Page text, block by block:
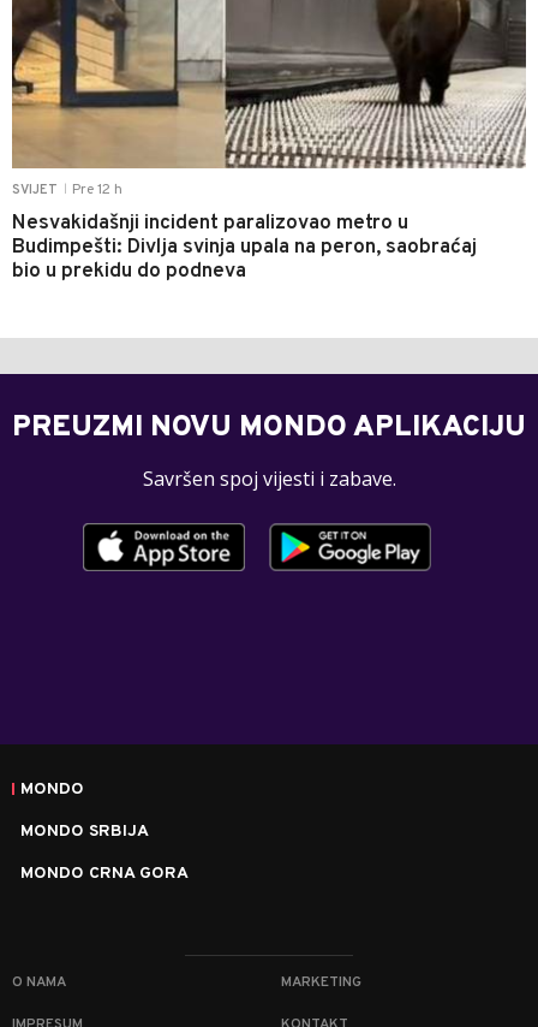
SVIJET Pre 12 h
Nesvakidašnji incident paralizovao metro u
Budimpešti: Divlja svinja upala na peron, saobraćaj
bio u prekidu do podneva
PREUZMI NOVU MONDO APLIKACIJU
Savršen spoj vijesti i zabave.
MONDO
MONDO SRBIJA
MONDO CRNA GORA
O NAMA MARKETING